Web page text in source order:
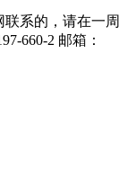
系的，请在一周
660-2 邮箱：